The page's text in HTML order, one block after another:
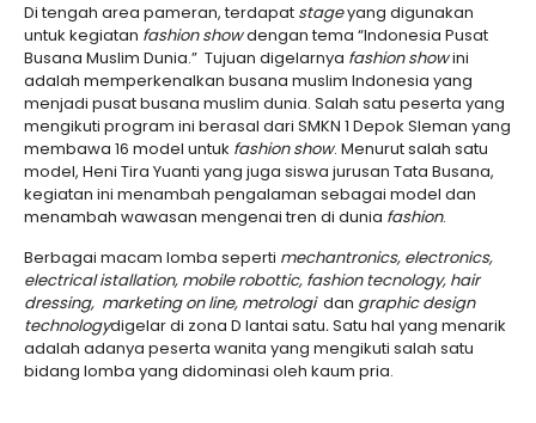
Di tengah area pameran, terdapat stageyang digunakan
untuk kegiatan fashion showdengan tema “Indonesia Pusat
Busana Muslim Dunia.” Tujuan digelarnya fashion showini
adalah memperkenalkan busana muslim Indonesia yang
menjadi pusat busana muslim dunia. Salah satu peserta yang
mengikuti program ini berasal dari SMKN 1 Depok Sleman yang
membawa 16 model untuk fashion show. Menurut salah satu
model, Heni Tira Yuanti yang juga siswa jurusan Tata Busana,
kegiatan ini menambah pengalaman sebagai model dan
menambah wawasan mengenai tren di dunia fashion.
Berbagai macam lomba seperti mechantronics, electronics,
electrical istallation, mobile robottic, fashion tecnology, hair
dressing, marketing on line, metrologi dan graphic design
technologydigelar di zona D lantai satu.Satu hal yang menarik
adalah adanya peserta wanita yang mengikuti salah satu
bidang lomba yang didominasi oleh kaum pria.